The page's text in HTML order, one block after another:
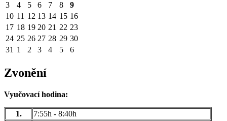
3
4 5 6 7 8
9
10 11 12 13 14 15 16
17 18 19 20 21 22 23
24 25 26 27 28 29 30
31 1 2 3 4 5 6
Zvonění
Vyučovací hodina:
1.
7:55h - 8:40h